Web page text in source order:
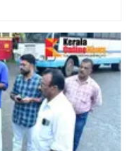
മാറ്റി